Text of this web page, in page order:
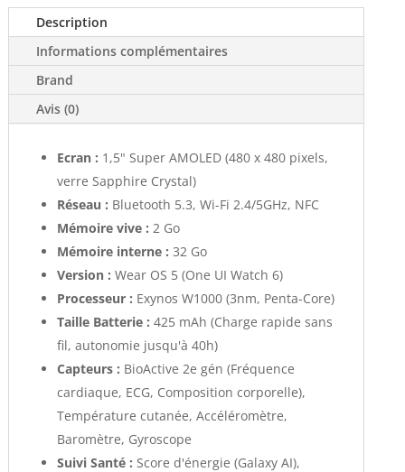
Description
Informations complémentaires
Brand
Avis (0)
Ecran : 1,5" Super AMOLED (480 x 480 pixels,
verre Sapphire Crystal)
Réseau : Bluetooth 5.3, Wi-Fi 2.4/5GHz, NFC
Mémoire vive : 2 Go
Mémoire interne : 32 Go
Version : Wear OS 5 (One UI Watch 6)
Processeur : Exynos W1000 (3nm, Penta-Core)
Taille Batterie : 425 mAh (Charge rapide sans
fil, autonomie jusqu'à 40h)
Capteurs : BioActive 2e gén (Fréquence
cardiaque, ECG, Composition corporelle),
Température cutanée, Accéléromètre,
Baromètre, Gyroscope
Suivi Santé : Score d'énergie (Galaxy AI),